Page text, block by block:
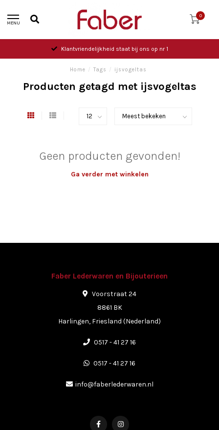
MENU
0
Klantvriendelijkheid staat bij ons op nr 1
Home / Tags / ijsvogeltas
Producten getagd met ijsvogeltas
Geen producten gevonden!
Ga verder met winkelen
Faber Lederwaren en Bijouterieen
Voorstraat 24
8861 BK
Harlingen, Friesland (Nederland)
0517 - 41 27 16
0517 - 41 27 16
info@faberlederwaren.nl